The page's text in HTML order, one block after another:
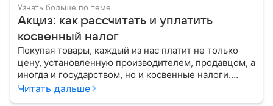
Узнать больше по теме
Акциз: как рассчитать и уплатить
косвенный налог
Покупая товары, каждый из нас платит не только
цену, установленную производителем, продавцом, а
иногда и государством, но и косвенные налоги.
Один из них — акциз. Расскажем, в какие товары он
Читать дальше